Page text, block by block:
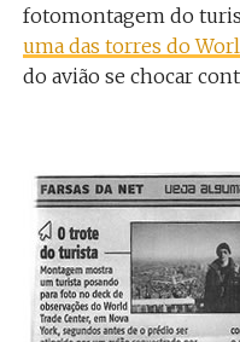
fotomontagem do
uma das torres do
do avião se chocar